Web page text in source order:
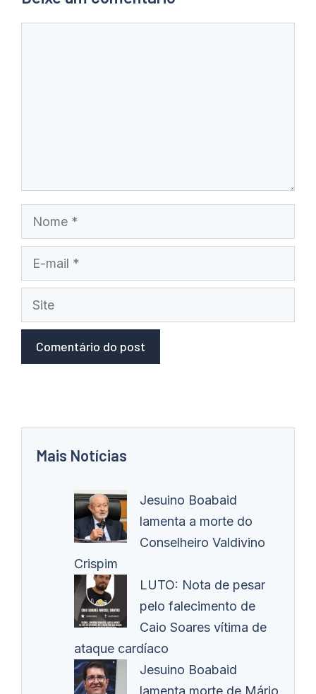
Nome
mail
Site
Mais Notícias
Jesuino Boabaid
lamenta a morte do
Conselheiro Valdivino
Crispim
LUTO: Nota de pesar
pelo falecimento de
Caio Soares vítima de
ataque cardíaco
Jesuino Boabaid
lamenta morte de Mário